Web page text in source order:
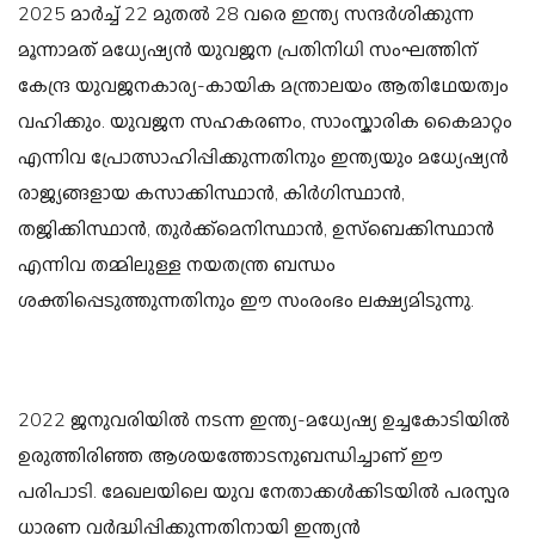
2025 മാർച്ച് 22 മുതൽ 28 വരെ ഇന്ത്യ സന്ദർശിക്കുന്ന
മൂന്നാമത് മധ്യേഷ്യൻ യുവജന പ്രതിനിധി സംഘത്തിന്
കേന്ദ്ര യുവജനകാര്യ-കായിക മന്ത്രാലയം ആതിഥേയത്വം
വഹിക്കും. യുവജന സഹകരണം, സാംസ്കാരിക കൈമാറ്റം
എന്നിവ പ്രോത്സാഹിപ്പിക്കുന്നതിനും ഇന്ത്യയും മധ്യേഷ്യൻ
രാജ്യങ്ങളായ കസാക്കിസ്ഥാൻ, കിർഗിസ്ഥാൻ,
തജിക്കിസ്ഥാൻ, തുർക്ക്മെനിസ്ഥാൻ, ഉസ്ബെക്കിസ്ഥാൻ
എന്നിവ തമ്മിലുള്ള നയതന്ത്ര ബന്ധം
ശക്തിപ്പെടുത്തുന്നതിനും ഈ സംരംഭം ലക്ഷ്യമിടുന്നു.
2022 ജനുവരിയിൽ നടന്ന ഇന്ത്യ-മധ്യേഷ്യ ഉച്ചകോടിയിൽ
ഉരുത്തിരിഞ്ഞ ആശയത്തോടനുബന്ധിച്ചാണ് ഈ
പരിപാടി. മേഖലയിലെ യുവ നേതാക്കൾക്കിടയിൽ പരസ്പര
ധാരണ വർദ്ധിപ്പിക്കുന്നതിനായി ഇന്ത്യൻ